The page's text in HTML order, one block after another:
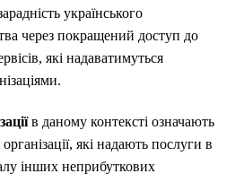
українського
через покращений доступ до
які надаватимуться
в даному контексті означають
які надають послуги в
інших неприбуткових